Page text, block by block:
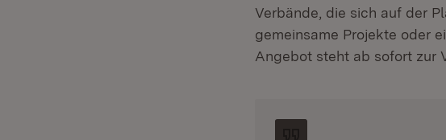
Verbände, die sich auf der
gemeinsame Projekte oder
Angebot steht ab sofort zur